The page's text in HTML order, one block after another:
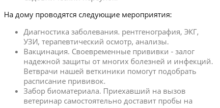
На дому проводятся следующие мероприятия:
Диагностика заболевания. рентгенография, ЭКГ,
УЗИ, терапевтический осмотр, анализы.
Вакцинация. Своевременные прививки - залог
надежной защиты от многих болезней и инфекций.
Ветврачи нашей веткиники помогут подобрать
расписание прививок.
Забор биоматериала. Приехавший на вызов
ветеринар самостоятельно доставит пробы на